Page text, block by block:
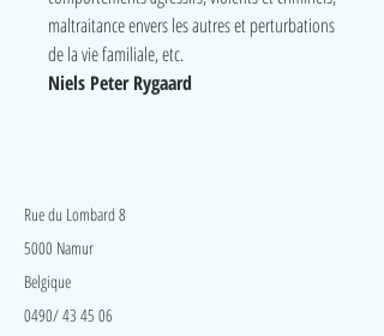
maltraitance envers les autres et perturbations
de la vie familiale, etc.
Niels Peter Rygaard
Rue du Lombard 8
5000 Namur
Belgique
0490/ 43 45 06